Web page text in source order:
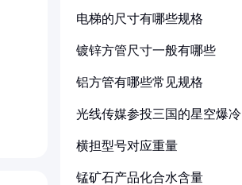
电梯的尺寸有哪些规格
镀锌方管尺寸一般有哪些
铝方管有哪些常见规格
光线传媒参投三国的星空爆冷
横担型号对应重量
锰矿石产品化合水含量